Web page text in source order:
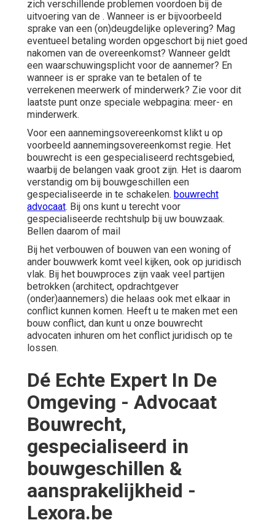
zich verschillende problemen voordoen bij de
uitvoering van de . Wanneer is er bijvoorbeeld
sprake van een (on)deugdelijke oplevering? Mag
eventueel betaling worden opgeschort bij niet goed
nakomen van de overeenkomst? Wanneer geldt
een waarschuwingsplicht voor de aannemer? En
wanneer is er sprake van te betalen of te
verrekenen meerwerk of minderwerk? Zie voor dit
laatste punt onze speciale webpagina: meer- en
minderwerk.
Voor een aannemingsovereenkomst klikt u op
voorbeeld aannemingsovereenkomst regie. Het
bouwrecht is een gespecialiseerd rechtsgebied,
waarbij de belangen vaak groot zijn. Het is daarom
verstandig om bij bouwgeschillen een
gespecialiseerde in te schakelen. bouwrecht
advocaat. Bij ons kunt u terecht voor
gespecialiseerde rechtshulp bij uw bouwzaak.
Bellen daarom of mail
Bij het verbouwen of bouwen van een woning of
ander bouwwerk komt veel kijken, ook op juridisch
vlak. Bij het bouwproces zijn vaak veel partijen
betrokken (architect, opdrachtgever
(onder)aannemers) die helaas ook met elkaar in
conflict kunnen komen. Heeft u te maken met een
bouw conflict, dan kunt u onze bouwrecht
advocaten inhuren om het conflict juridisch op te
lossen.
Dé Echte Expert In De
Omgeving - Advocaat
Bouwrecht,
gespecialiseerd in
bouwgeschillen &
aansprakelijkheid -
Lexora.be